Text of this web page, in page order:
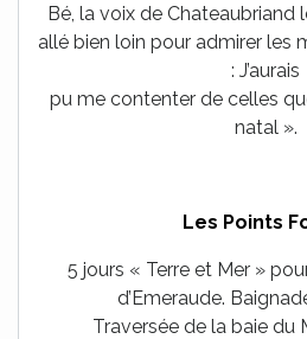
Bé, la voix de Chateaubriand
allé bien loin pour admirer les
: J’aurais
pu me contenter de celles
natal ».
Les Points
5 jours « Terre et Mer »
d’Emeraude.
Traversée de la baie